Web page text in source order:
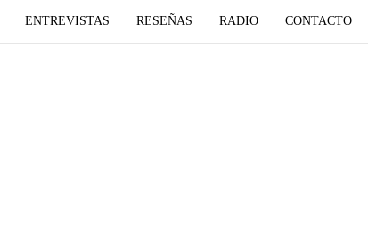
ENTREVISTAS RESEÑAS RADIO CONTACTO